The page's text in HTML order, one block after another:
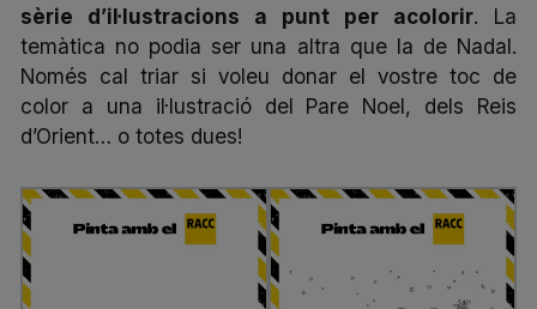
sèrie d’il·lustracions a punt per acolorir. La
temàtica no podia ser una altra que la de Nadal.
Només cal triar si voleu donar el vostre toc de
color a una il·lustració del Pare Noel, dels Reis
d’Orient… o totes dues!